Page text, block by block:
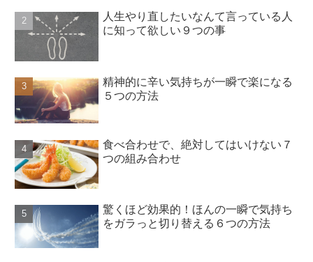
人生やり直したいなんて言っている人
に知って欲しい９つの事
精神的に辛い気持ちが一瞬で楽になる
５つの方法
食べ合わせで、絶対してはいけない７
つの組み合わせ
驚くほど効果的！ほんの一瞬で気持ち
をガラっと切り替える６つの方法